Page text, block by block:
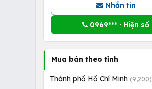
Nhắn tin
0969*** · Hiện số
Mua bán theo tỉnh
Thành phố Hồ Chí Minh (9,200)